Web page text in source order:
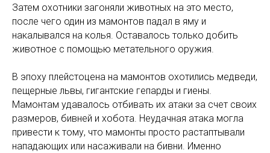
Затем охотники загоняли животных на это место,
после чего один из мамонтов падал в яму и
накалывался на колья. Оставалось только добить
животное с помощью метательного оружия.
В эпоху плейстоцена на мамонтов охотились медведи,
пещерные львы, гигантские гепарды и гиены.
Мамонтам удавалось отбивать их атаки за счет своих
размеров, бивней и хобота. Неудачная атака могла
привести к тому, что мамонты просто растаптывали
нападающих или насаживали на бивни. Именно